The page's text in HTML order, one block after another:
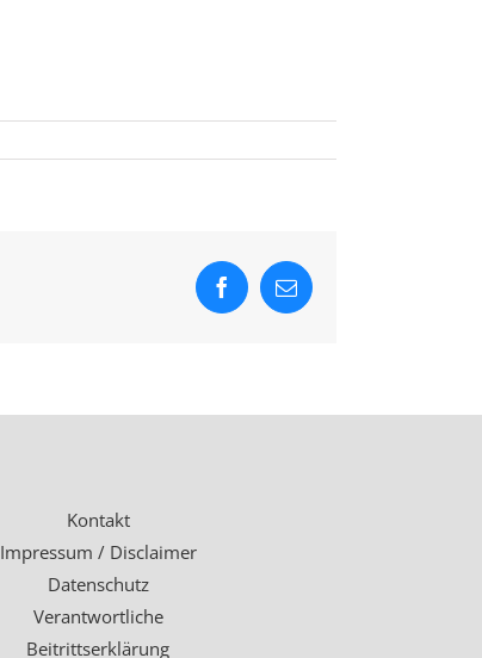
Facebook
E-
Mail
Kontakt
Impressum / Disclaimer
Datenschutz
Verantwortliche
Beitrittserklärung